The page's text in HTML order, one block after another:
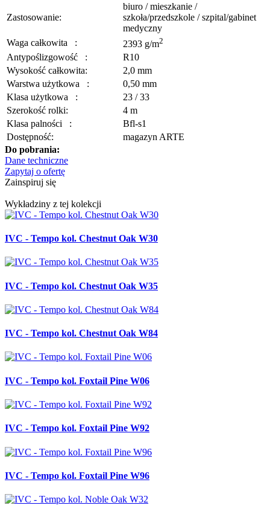
Zastosowanie:
biuro / mieszkanie /
szkoła/przedszkole / szpital/gabinet
medyczny
Waga całkowita : 2393 g/m2
Antypoślizgowość :
R10
Wysokość całkowita:
2,0 mm
Warstwa użytkowa :
0,50 mm
Klasa użytkowa :
23 / 33
Szerokość rolki:
4 m
Klasa palności :
Bfl-s1
Dostępność:
magazyn ARTE
Do pobrania:
Dane techniczne
Zapytaj o ofertę
Zainspiruj się
Wykładziny z tej kolekcji
IVC - Tempo kol. Chestnut Oak W30
IVC - Tempo kol. Chestnut Oak W35
IVC - Tempo kol. Chestnut Oak W84
IVC - Tempo kol. Foxtail Pine W06
IVC - Tempo kol. Foxtail Pine W92
IVC - Tempo kol. Foxtail Pine W96